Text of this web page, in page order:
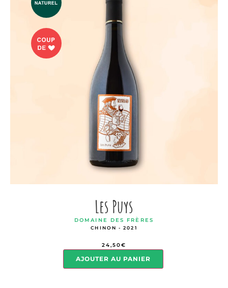
Les Puys
DOMAINE DES FRÈRES
CHINON - 2021
24,50€
AJOUTER AU PANIER